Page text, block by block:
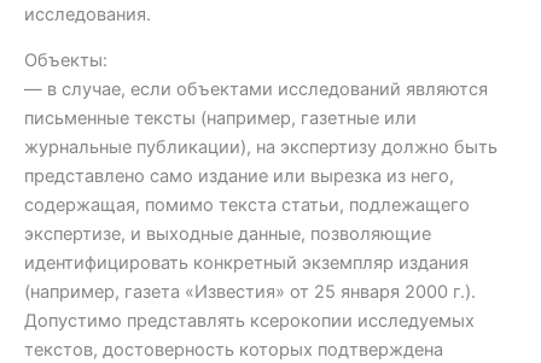
исследования.
Объекты:
— в случае, если объектами исследований являются
письменные тексты (например, газетные или
журнальные публикации), на экспертизу должно быть
представлено само издание или вырезка из него,
содержащая, помимо текста статьи, подлежащего
экспертизе, и выходные данные, позволяющие
идентифицировать конкретный экземпляр издания
(например, газета «Известия» от 25 января 2000 г.).
Допустимо представлять ксерокопии исследуемых
текстов, достоверность которых подтверждена